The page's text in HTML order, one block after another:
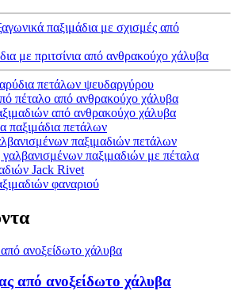
παξιμάδια με σχισμές από
με πριτσίνια από ανθρακούχο χάλυβα
πετάλων ψευδαργύρου
πέταλο από ανθρακούχο χάλυβα
από ανθρακούχο χάλυβα
παξιμάδια πετάλων
παξιμαδιών πετάλων
παξιμαδιών με πέταλα
Jack Rivet
φαναριού
από ανοξείδωτο χάλυβα